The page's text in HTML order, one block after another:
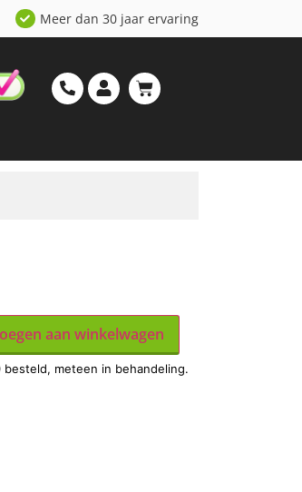
Meer dan 30 jaar ervaring
aan winkelwagen